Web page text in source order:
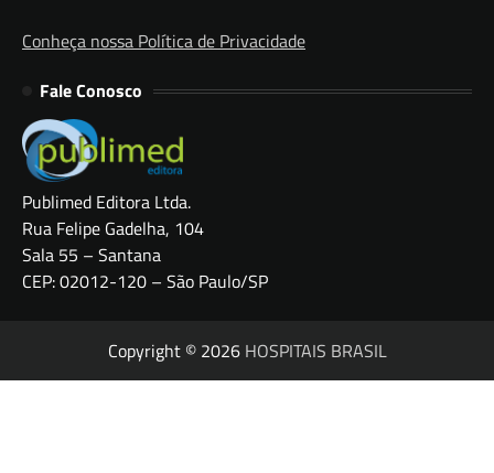
Conheça nossa Política de Privacidade
Fale Conosco
Publimed Editora Ltda.
Rua Felipe Gadelha, 104
Sala 55 – Santana
CEP: 02012-120 – São Paulo/SP
Copyright © 2026 HOSPITAIS BRASIL